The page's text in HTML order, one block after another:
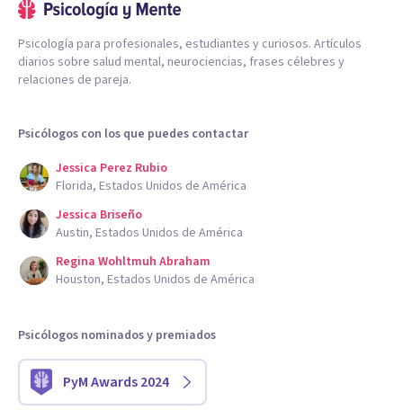
Psicología para profesionales, estudiantes y curiosos. Artículos
diarios sobre salud mental, neurociencias, frases célebres y
relaciones de pareja.
Psicólogos con los que puedes contactar
Jessica Perez Rubio
Florida, Estados Unidos de América
Jessica Briseño
Austin, Estados Unidos de América
Regina Wohltmuh Abraham
Houston, Estados Unidos de América
Psicólogos nominados y premiados
PyM Awards 2024